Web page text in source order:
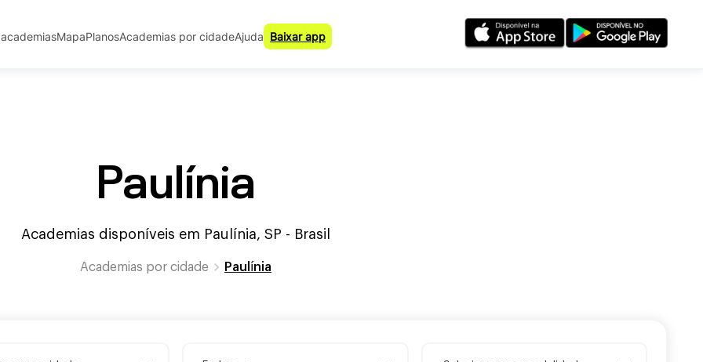
MapaPlanosAcademias por cidadeAjuda Baixar app
Paulínia
Academias disponíveis em Paulínia, SP - Brasil
Academias por cidade Paulínia